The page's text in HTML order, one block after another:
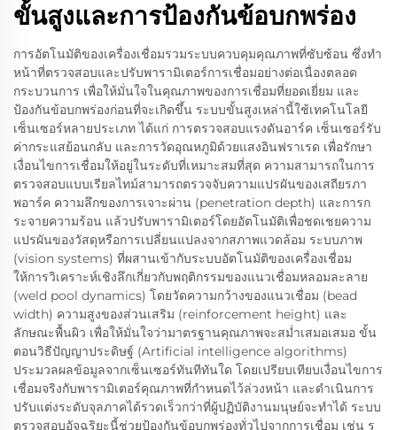
ขั้นสูงและการป้องกันข้อบกพร่อง
การอัตโนมัติของเครื่องเชื่อมรวมระบบควบคุมคุณภาพที่ซับซ้อน ซึ่งทำ
หน้าที่ตรวจสอบและปรับพารามิเตอร์การเชื่อมอย่างต่อเนื่องตลอด
กระบวนการ เพื่อให้มั่นใจในคุณภาพของการเชื่อมที่ยอดเยี่ยม และ
ป้องกันข้อบกพร่องก่อนที่จะเกิดขึ้น ระบบขั้นสูงเหล่านี้ใช้เทคโนโลยี
เซ็นเซอร์หลายประเภท ได้แก่ การตรวจสอบแรงดันอาร์ค เซ็นเซอร์รับ
ค่ากระแสย้อนกลับ และการวัดอุณหภูมิด้วยแสงอินฟราเรด เพื่อรักษา
เงื่อนไขการเชื่อมให้อยู่ในระดับที่เหมาะสมที่สุด ความสามารถในการ
ตรวจสอบแบบเรียลไทม์สามารถตรวจจับความแปรผันของเสถียรภา
พอาร์ค ความลึกของการเจาะผ่าน (penetration depth) และการก
ระจายความร้อน แล้วปรับพารามิเตอร์โดยอัตโนมัติเพื่อชดเชยความ
แปรผันของวัสดุหรือการเปลี่ยนแปลงจากสภาพแวดล้อม ระบบภาพ
(vision systems) ที่ผสานเข้ากับระบบอัตโนมัติของเครื่องเชื่อม
ให้การวิเคราะห์เชิงลึกเกี่ยวกับพฤติกรรมของแนวเชื่อมหลอมละลาย
(weld pool dynamics) โดยวัดความกว้างของแนวเชื่อม (bead
width) ความสูงของส่วนเสริม (reinforcement height) และ
ลักษณะพื้นผิว เพื่อให้มั่นใจว่ามาตรฐานคุณภาพจะสม่ำเสมอเสมอ ขั้น
ตอนวิธีปัญญาประดิษฐ์ (Artificial intelligence algorithms)
ประมวลผลข้อมูลจากเซ็นเซอร์ทันทีทันใด โดยเปรียบเทียบเงื่อนไขการ
เชื่อมจริงกับพารามิเตอร์คุณภาพที่กำหนดไว้ล่วงหน้า และดำเนินการ
ปรับแต่งระดับจุลภาคได้รวดเร็วกว่าที่ผู้ปฏิบัติงานมนุษย์จะทำได้ ระบบ
ตรวจสอบอัจฉริยะนี้ช่วยป้องกันข้อบกพร่องทั่วไปจากการเชื่อม เช่น รู